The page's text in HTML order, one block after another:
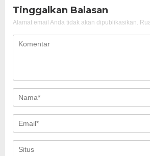
Tinggalkan Balasan
Alamat email Anda tidak akan dipublikasikan.